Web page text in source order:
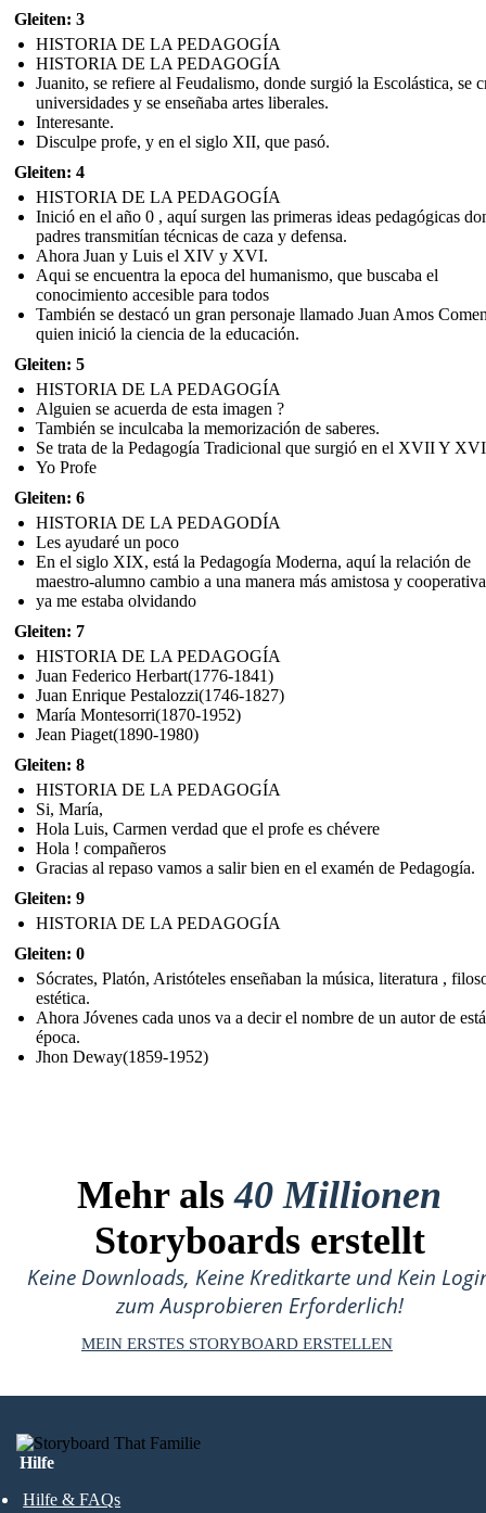
Gleiten: 3
HISTORIA DE LA PEDAGOGÍA
HISTORIA DE LA PEDAGOGÍA
Juanito, se refiere al Feudalismo, donde surgió la Escolástica, se
universidades y se enseñaba artes liberales.
Interesante.
Disculpe profe, y en el siglo XII, que pasó.
Gleiten: 4
HISTORIA DE LA PEDAGOGÍA
Inició en el año 0 , aquí surgen las primeras ideas pedagógicas
padres transmitían técnicas de caza y defensa.
Ahora Juan y Luis el XIV y XVI.
Aqui se encuentra la epoca del humanismo, que buscaba el
conocimiento accesible para todos
También se destacó un gran personaje llamado Juan Amos
quien inició la ciencia de la educación.
Gleiten: 5
HISTORIA DE LA PEDAGOGÍA
Alguien se acuerda de esta imagen ?
También se inculcaba la memorización de saberes.
Se trata de la Pedagogía Tradicional que surgió en el XVII Y
Yo Profe
Gleiten: 6
HISTORIA DE LA PEDAGODÍA
Les ayudaré un poco
En el siglo XIX, está la Pedagogía Moderna, aquí la relación de
maestro-alumno cambio a una manera más amistosa y
ya me estaba olvidando
Gleiten: 7
HISTORIA DE LA PEDAGOGÍA
Juan Federico Herbart(1776-1841)
Juan Enrique Pestalozzi(1746-1827)
María Montesorri(1870-1952)
Jean Piaget(1890-1980)
Gleiten: 8
HISTORIA DE LA PEDAGOGÍA
Si, María,
Hola Luis, Carmen verdad que el profe es chévere
Hola ! compañeros
Gracias al repaso vamos a salir bien en el examén de Pedagogía.
Gleiten: 9
HISTORIA DE LA PEDAGOGÍA
Gleiten: 0
Sócrates, Platón, Aristóteles enseñaban la música, literatura ,
estética.
Ahora Jóvenes cada unos va a decir el nombre de un autor de está
época.
Jhon Deway(1859-1952)
Mehr als40 Millionen
Storyboards erstellt
Keine Downloads, Keine Kreditkarte und Kein
zum Ausprobieren Erforderlich!
MEIN ERSTES STORYBOARD ERSTELLEN
Hilfe
Hilfe & FAQs